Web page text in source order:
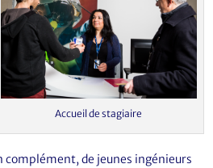
Accueil de stagiaire
complément, de jeunes ingénieurs